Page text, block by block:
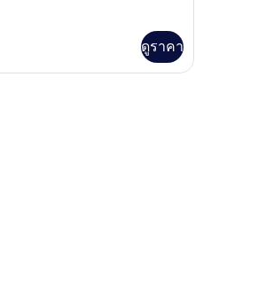
ดูราคา
ำงาน, พื้นที่ทำงานแบบใช้แล็ปท็อป